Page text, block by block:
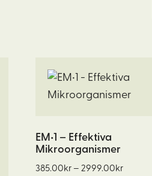
EM•1 – Effektiva
Mikroorganismer
385.00kr – 2999.00kr
här
produkten
flera
varianter.
De